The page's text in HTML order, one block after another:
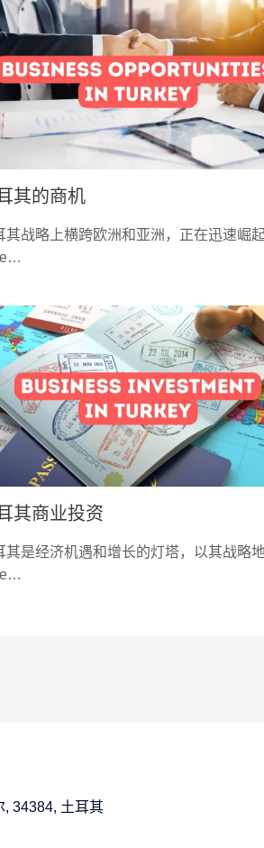
其的商机
其战略上横跨欧洲和亚洲，正在迅速崛
其商业投资
其是经济机遇和增长的灯塔，以其战略
34384, 土耳其